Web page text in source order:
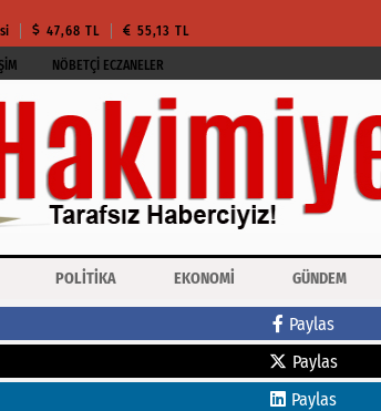
47,68 TL 55,13 TL
NÖBETÇI ECZANELER
POLİTİKA EKONOMİ GÜNDEM
Paylas
Paylas
Paylas